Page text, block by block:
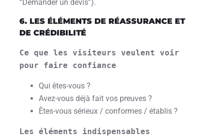
“Demander un devis”).
6. LES ÉLÉMENTS DE RÉASSURANCE ET
DE CRÉDIBILITÉ
Ce que les visiteurs veulent voir
pour faire confiance
Qui êtes-vous ?
Avez-vous déjà fait vos preuves ?
Êtes-vous sérieux / conformes / établis ?
Les éléments indispensables